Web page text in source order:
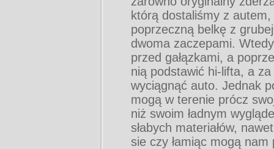
którą dostaliśmy z
poprzeczną belkę z
dwoma zaczepami.
przed gałązkami, a
nią podstawić hi-lifta, a
wyciągnąć auto. Jednak
mogą w terenie prócz
niż swoim ładnym
słabych materiałów,
sie czy łamiąc mogą